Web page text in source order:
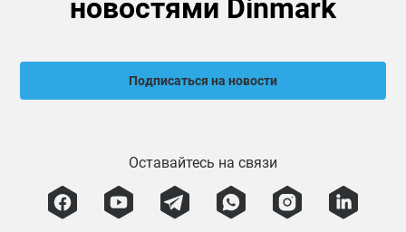
новостями Dinmark
Подписаться на новости
Оставайтесь на связи